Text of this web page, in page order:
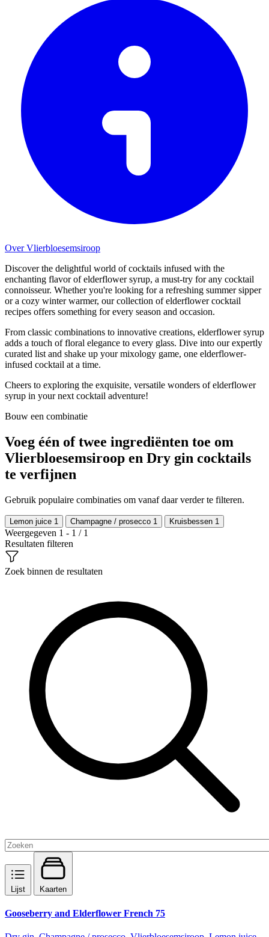
Over Vlierbloesemsiroop
Discover the delightful world of cocktails infused with the
enchanting flavor of elderflower syrup, a must-try for any cocktail
connoisseur. Whether you're looking for a refreshing summer sipper
or a cozy winter warmer, our collection of elderflower cocktail
recipes offers something for every season and occasion.
From classic combinations to innovative creations, elderflower syrup
adds a touch of floral elegance to every glass. Dive into our expertly
curated list and shake up your mixology game, one elderflower-
infused cocktail at a time.
Cheers to exploring the exquisite, versatile wonders of elderflower
syrup in your next cocktail adventure!
Bouw een combinatie
Voeg één of twee ingrediënten toe om
Vlierbloesemsiroop en Dry gin cocktails
te verfijnen
Gebruik populaire combinaties om vanaf daar verder te filteren.
Lemon juice 1 Champagne / prosecco 1 Kruisbessen 1
Weergegeven 1 - 1 / 1
Resultaten filteren
Zoek binnen de resultaten
Lijst Kaarten
Gooseberry and Elderflower French 75